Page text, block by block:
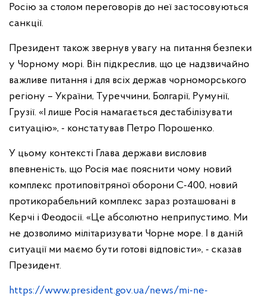
Росію за столом переговорів до неї застосовуються
санкції.
Президент також звернув увагу на питання безпеки
у Чорному морі. Він підкреслив, що це надзвичайно
важливе питання і для всіх держав чорноморського
регіону – України, Туреччини, Болгарії, Румунії,
Грузії. «І лише Росія намагається дестабілізувати
ситуацію», - констатував Петро Порошенко.
У цьому контексті Глава держави висловив
впевненість, що Росія має пояснити чому новий
комплекс протиповітряної оборони С-400, новий
протикорабельний комплекс зараз розташовані в
Керчі і Феодосії. «Це абсолютно неприпустимо. Ми
не дозволимо мілітаризувати Чорне море. І в даній
ситуації ми маємо бути готові відповісти», - сказав
Президент.
https://www.president.gov.ua/news/mi-ne-